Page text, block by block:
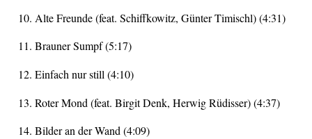
Alte Freunde (feat. Schiffkowitz, Günter Timischl) (4:31)
Brauner Sumpf (5:17)
Einfach nur still (4:10)
Roter Mond (feat. Birgit Denk, Herwig Rüdisser) (4:37)
Bilder an der Wand (4:09)